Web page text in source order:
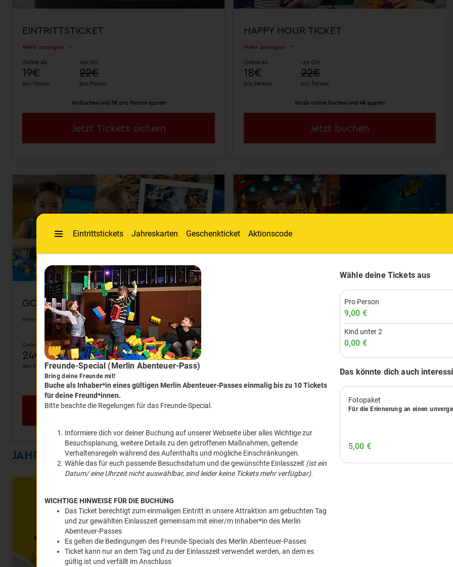
EINTRITTSTICKET
Mehr anzeigen
Online ab
19€
pro Person
vor Ort
22€
pro Person
Vorbuchen und 3€ pro Person sparen
Jetzt Tickets sichern
HAPPY HOUR TICKET
Mehr anzeigen
Online ab
18€
pro Person
vor Ort
22€
pro Person
Vorab online buchen und 4€ sparen
Jetzt buchen
GOLD TICKET
Mehr anzeigen
Online ab
24€
pro Person
vor Ort
27€
pro Person
inkl. kostenfreie Stornierung
Jetzt Tickets sichern
LEGOLAND DISCOVERY CENTRE + SEA
90 Tage Einlösbarkeit
Jetzt Tickets sichern
JAHRESKARTE